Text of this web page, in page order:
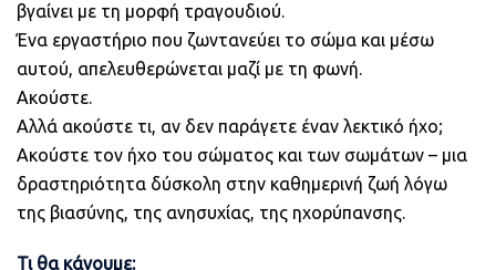
βγαίνει με τη μορφή τραγουδιού.
Ένα εργαστήριο που ζωντανεύει το σώμα και μέσω
αυτού, απελευθερώνεται μαζί με τη φωνή.
Ακούστε.
Αλλά ακούστε τι, αν δεν παράγετε έναν λεκτικό ήχο;
Ακούστε τον ήχο του σώματος και των σωμάτων – μια
δραστηριότητα δύσκολη στην καθημερινή ζωή λόγω
της βιασύνης, της ανησυχίας, της ηχορύπανσης.
Τι θα κάνουμε: